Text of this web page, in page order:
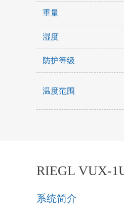
重量
湿度
防护等级
温度范围
RIEGL VUX-
系统简介